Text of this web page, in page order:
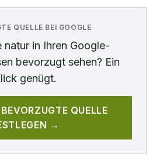
QUELLE BEI GOOGLE
naturin Ihren Google-
bevorzugt sehen? Ein
genügt.
QUELLE
→